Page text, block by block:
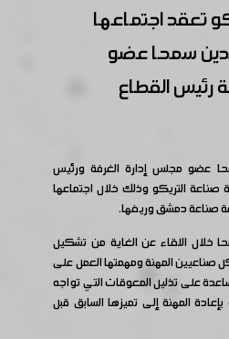
تعقد اجتماعها
سمحا عضو
رئيس القطاع
عضو مجلس إدارة الغرفة ورئيس
صناعة التريكو وذلك خلال اجتماعها
صناعة دمشق وريفها.
خلال اللقاء عن الغاية من تشكيل
صناعيين المهنة ومهمتها العمل على
على تذليل المعوقات التي تواجه
المهنة إلى تميزها السابق قبل